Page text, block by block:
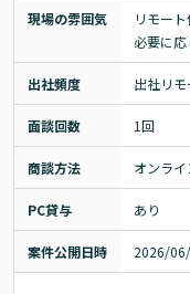
現場の雰囲気
リモー
必要に応
出社頻度 出社リ
面談回数 1回
商談方法 オンライ
PC貸与 あり
案件公開日時 2026/